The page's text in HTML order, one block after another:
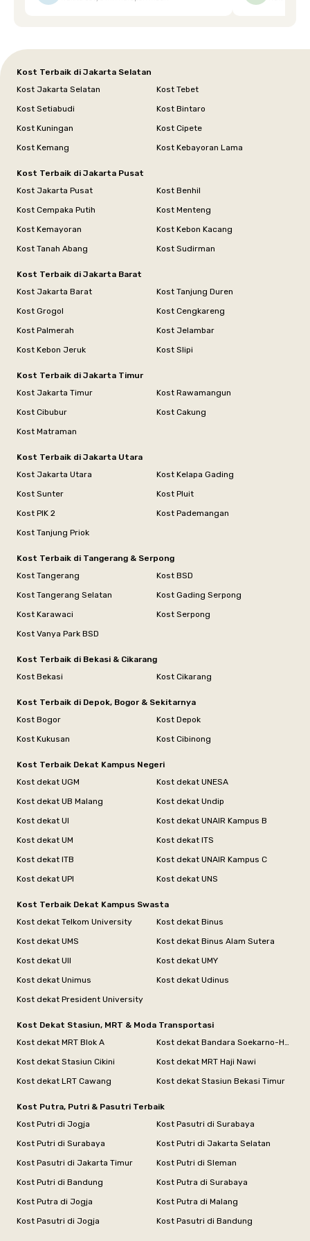
Kost Terbaik di Jakarta Selatan
Kost Jakarta Selatan
Kost Tebet
Kost Setiabudi
Kost Bintaro
Kost Kuningan
Kost Cipete
Kost Kemang
Kost Kebayoran Lama
Kost Terbaik di Jakarta Pusat
Kost Jakarta Pusat
Kost Benhil
Kost Cempaka Putih
Kost Menteng
Kost Kemayoran
Kost Kebon Kacang
Kost Tanah Abang
Kost Sudirman
Kost Terbaik di Jakarta Barat
Kost Jakarta Barat
Kost Tanjung Duren
Kost Grogol
Kost Cengkareng
Kost Palmerah
Kost Jelambar
Kost Kebon Jeruk
Kost Slipi
Kost Terbaik di Jakarta Timur
Kost Jakarta Timur
Kost Rawamangun
Kost Cibubur
Kost Cakung
Kost Matraman
Kost Terbaik di Jakarta Utara
Kost Jakarta Utara
Kost Kelapa Gading
Kost Sunter
Kost Pluit
Kost PIK 2
Kost Pademangan
Kost Tanjung Priok
Kost Terbaik di Tangerang & Serpong
Kost Tangerang
Kost BSD
Kost Tangerang Selatan
Kost Gading Serpong
Kost Karawaci
Kost Serpong
Kost Vanya Park BSD
Kost Terbaik di Bekasi & Cikarang
Kost Bekasi
Kost Cikarang
Kost Terbaik di Depok, Bogor & Sekitarnya
Kost Bogor
Kost Depok
Kost Kukusan
Kost Cibinong
Kost Terbaik Dekat Kampus Negeri
Kost dekat UGM
Kost dekat UNESA
Kost dekat UB Malang
Kost dekat Undip
Kost dekat UI
Kost dekat UNAIR Kampus B
Kost dekat UM
Kost dekat ITS
Kost dekat ITB
Kost dekat UNAIR Kampus C
Kost dekat UPI
Kost dekat UNS
Kost Terbaik Dekat Kampus Swasta
Kost dekat Telkom University
Kost dekat Binus
Kost dekat UMS
Kost dekat Binus Alam Sutera
Kost dekat UII
Kost dekat UMY
Kost dekat Unimus
Kost dekat Udinus
Kost dekat President University
Kost Dekat Stasiun, MRT & Moda Transportasi
Kost dekat MRT Blok A
Kost dekat Stasiun Cikini
Kost dekat MRT Haji Nawi
Kost dekat LRT Cawang
Kost dekat Stasiun Bekasi Timur
Kost Putra, Putri & Pasutri Terbaik
Kost Putri di Jogja
Kost Pasutri di Surabaya
Kost Putri di Surabaya
Kost Putri di Jakarta Selatan
Kost Pasutri di Jakarta Timur
Kost Putri di Sleman
Kost Putri di Bandung
Kost Putra di Surabaya
Kost Putra di Jogja
Kost Putra di Malang
Kost Pasutri di Jogja
Kost Pasutri di Bandung